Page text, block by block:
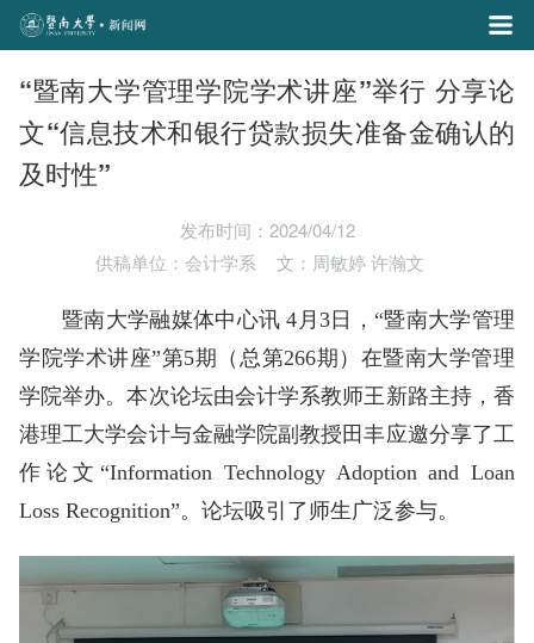
“暨南大学管理学院学术讲座”举行 分享论
文“信息技术和银行贷款损失准备金确认的
及时性”
发布时间：2024/04/12
供稿单位：会计学系
文：周敏婷 许瀚文
暨南大学融媒体中心讯 4月3日，“暨南大学管理
学院学术讲座”第5期（总第266期）在暨南大学管理
学院举办。本次论坛由会计学系教师王新路主持，香
港理工大学会计与金融学院副教授田丰应邀分享了工
作论文“Information Technology Adoption and Loan
Loss Recognition”。论坛吸引了师生广泛参与。